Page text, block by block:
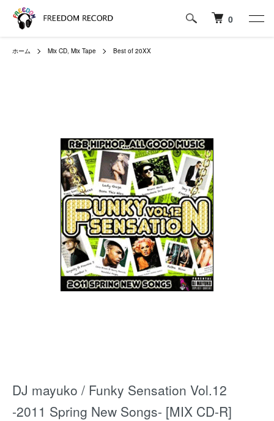
0
ホーム Mix CD, Mix Tape Best of 20XX
DJ mayuko / Funky Sensation Vol.12
-2011 Spring New Songs- [MIX CD-R]